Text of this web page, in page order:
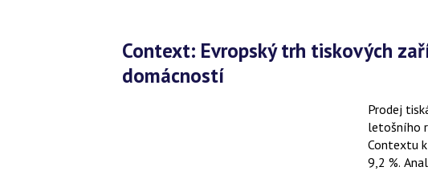
Context: Evropský trh tiskových zařízení posiluje díky zájmu
domácností
Prodej
letošního
Contextu
9,2 %.